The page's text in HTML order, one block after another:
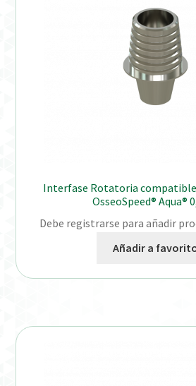
Interfase Rotatoria
OsseoSpeed® Aqua®
Debe registrarse para añadir
Añadir a